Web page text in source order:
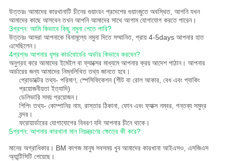
উত্তরঃ আমাদের কারখানাটি চীনের গুয়াংডং প্রদেশের গুয়াংজুতে অবস্থিত, আপনি যখন
আমাদের কাছে আসবেন তখন আপনি আমাদের সাথে আগাম যোগাযোগ করতে পারেন।
3প্রশ্ন: আমি কিভাবে কিছু নমুনা পেতে পারি?
উত্তরঃ আমরা আপনাকে বিনামূল্যে নমুনা দিতে সম্মানিত, প্রায় 4-5days আপনার হাত
এসেছিলেন।
4প্রশ্নঃ আপনার ধূসর কার্ডবোর্ডের অর্ডার কিভাবে করবেন?
অনুগ্রহ করে আমাদের ইমেইল বা ফ্যাক্সের মাধ্যমে আপনার ক্রয় আদেশ পাঠান। আপনার
অর্ডারের জন্য আমাদের নিম্নলিখিত তথ্য জানতে হবে।
প্রোডাক্টের তথ্য- পরিমাণ, স্পেসিফিকেশন (শীট বা রোল আকার, বেধ এবং প্যাকিং
প্রয়োজনীয়তা ইত্যাদি)
ডেলিভারি সময় প্রয়োজন।
শিপিং তথ্য- কোম্পানির নাম, রাস্তার ঠিকানা, ফোন এবং ফ্যাক্স নম্বর, গন্তব্য সমুদ্র
বন্দর।
ফরোয়ার্ডারের যোগাযোগের বিবরণ যদি আপনার চীনে থাকে।
5প্রশ্ন: আপনার কারখানা মান নিয়ন্ত্রণের ক্ষেত্রে কী করে?
মানের অগ্রাধিকার। BM কাগজ মানুষ সবসময় খুবআমাদের কারখানা আইএসও, এসজিএস
অ্যান্টিসিটি পেয়েছে।